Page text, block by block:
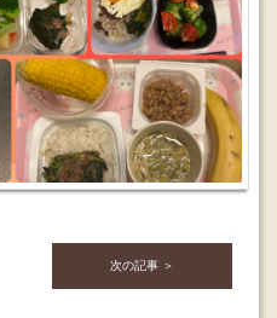
次の記事 ＞